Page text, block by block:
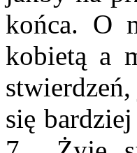
końca. O
kobietą a
się